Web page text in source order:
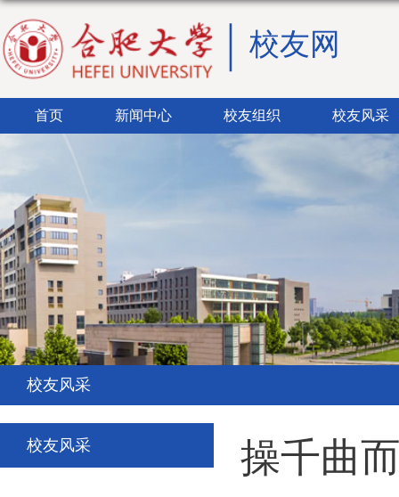
校友网
首页 新闻中心 校友组织 校友风采
校友风采
校友风采 操千曲